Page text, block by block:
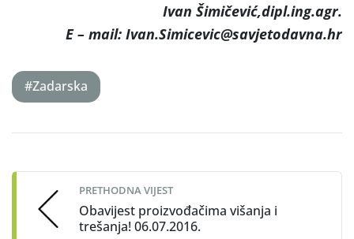
Ivan Šimičević,dipl.ing.agr.
E – mail: Ivan.Simicevic@savjetodavna.hr
#Zadarska
navigation
PRETHODNA VIJEST
Obavijest proizvođačima višanja i
trešanja! 06.07.2016.